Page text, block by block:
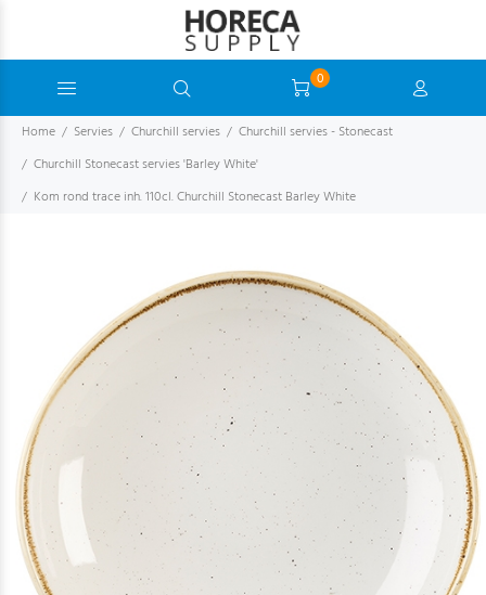
0
Home Servies Churchill servies
Churchill servies - Stonecast
Churchill Stonecast servies 'Barley White'
Kom rond trace inh. 110cl. Churchill Stonecast Barley White